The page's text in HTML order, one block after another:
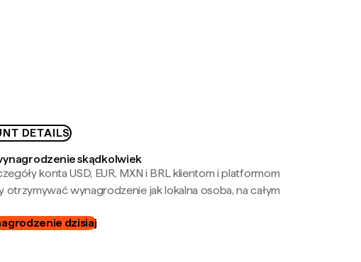
DETAILS
skądkolwiek
konta USD, EUR, MXN i BRL klientom i platformom
otrzymywać wynagrodzenie jak lokalna osoba, na całym
dzisiaj